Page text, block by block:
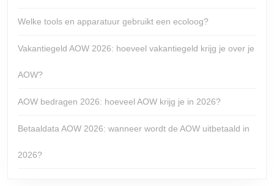
Welke tools en apparatuur gebruikt een ecoloog?
Vakantiegeld AOW 2026: hoeveel vakantiegeld krijg je over je
AOW?
AOW bedragen 2026: hoeveel AOW krijg je in 2026?
Betaaldata AOW 2026: wanneer wordt de AOW uitbetaald in
2026?